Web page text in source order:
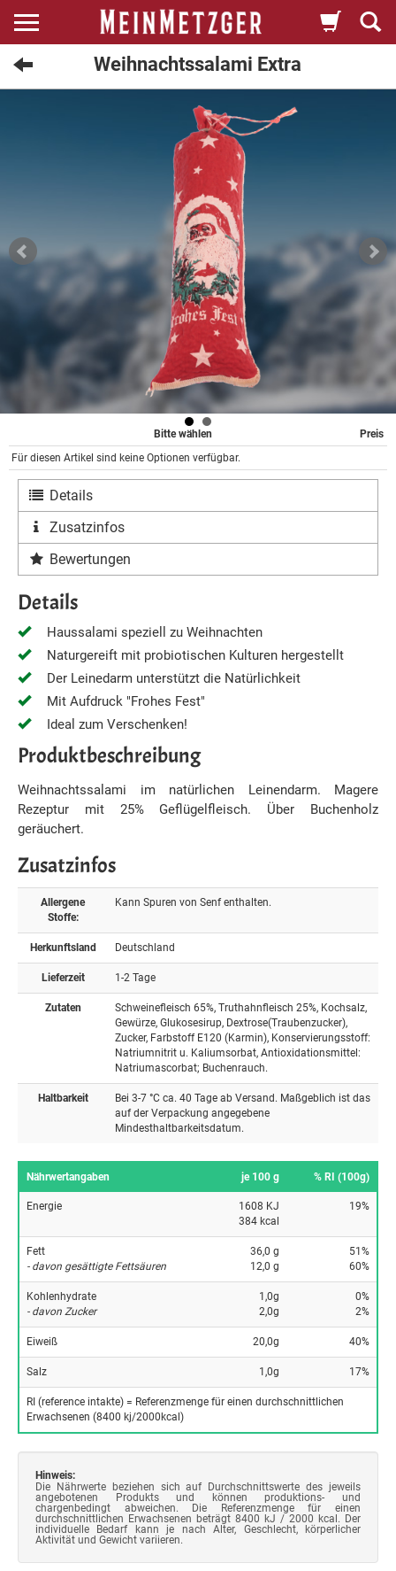
Weihnachtssalami Extra
Bitte wählen
Preis
Für diesen Artikel sind keine Optionen verfügbar.
Details
Zusatzinfos
Bewertungen
Details
Haussalami speziell zu Weihnachten
Naturgereift mit probiotischen Kulturen hergestellt
Der Leinedarm unterstützt die Natürlichkeit
Mit Aufdruck "Frohes Fest"
Ideal zum Verschenken!
Produktbeschreibung
Weihnachtssalami im natürlichen Leinendarm. Magere
Rezeptur mit 25% Geflügelfleisch. Über Buchenholz
geräuchert.
Zusatzinfos
Allergene
Stoffe:
Kann Spuren von Senf enthalten.
Herkunftsland Deutschland
Lieferzeit 1-2 Tage
Zutaten
Schweinefleisch 65%, Truthahnfleisch 25%, Kochsalz,
Gewürze, Glukosesirup, Dextrose(Traubenzucker),
Zucker, Farbstoff E120 (Karmin), Konservierungsstoff:
Natriumnitrit u. Kaliumsorbat, Antioxidationsmittel:
Natriumascorbat; Buchenrauch.
Haltbarkeit
Bei 3-7 °C ca. 40 Tage ab Versand. Maßgeblich ist das
auf der Verpackung angegebene
Mindesthaltbarkeitsdatum.
Nährwertangaben je 100 g % RI (100g)
Energie
1608 KJ
384 kcal
19%
Fett
- davon gesättigte Fettsäuren
36,0 g
12,0 g
51%
60%
Kohlenhydrate
- davon Zucker
1,0g
2,0g
0%
2%
Eiweiß 20,0g 40%
Salz 1,0g 17%
RI (reference intakte) = Referenzmenge für einen durchschnittlichen
Erwachsenen (8400 kj/2000kcal)
Hinweis:
Die Nährwerte beziehen sich auf Durchschnittswerte des jeweils
angebotenen Produkts und können produktions- und
chargenbedingt abweichen. Die Referenzmenge für einen
durchschnittlichen Erwachsenen beträgt 8400 kJ / 2000 kcal. Der
individuelle Bedarf kann je nach Alter, Geschlecht, körperlicher
Aktivität und Gewicht variieren.